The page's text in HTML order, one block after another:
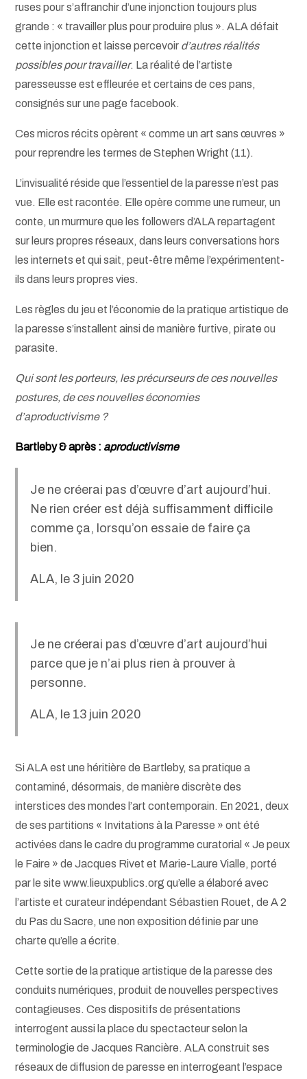
ruses pour s’affranchir d’une injonction toujours plus
grande : « travailler plus pour produire plus ». ALA défait
cette injonction et laisse percevoir d’autres réalités
possibles pour travailler. La réalité de l’artiste
paresseusse est effleurée et certains de ces pans,
consignés sur une page facebook.
Ces micros récits opèrent « comme un art sans œuvres »
pour reprendre les termes de Stephen Wright (11).
L’invisualité réside que l’essentiel de la paresse n’est pas
vue. Elle est racontée. Elle opère comme une rumeur, un
conte, un murmure que les followers d’ALA repartagent
sur leurs propres réseaux, dans leurs conversations hors
les internets et qui sait, peut-être même l’expérimentent-
ils dans leurs propres vies.
Les règles du jeu et l’économie de la pratique artistique de
la paresse s’installent ainsi de manière furtive, pirate ou
parasite.
Qui sont les porteurs, les précurseurs de ces nouvelles
postures, de ces nouvelles économies
d’aproductivisme ?
Bartleby & après : aproductivisme
Je ne créerai pas d’œuvre d’art aujourd’hui.
Ne rien créer est déjà suffisamment difficile
comme ça, lorsqu’on essaie de faire ça
bien.
ALA, le 3 juin 2020
Je ne créerai pas d’œuvre d’art aujourd’hui
parce que je n’ai plus rien à prouver à
personne.
ALA, le 13 juin 2020
Si ALA est une héritière de Bartleby, sa pratique a
contaminé, désormais, de manière discrète des
interstices des mondes l’art contemporain. En 2021, deux
de ses partitions « Invitations à la Paresse » ont été
activées dans le cadre du programme curatorial « Je peux
le Faire » de Jacques Rivet et Marie-Laure Vialle, porté
par le site www.lieuxpublics.org qu’elle a élaboré avec
l’artiste et curateur indépendant Sébastien Rouet, de A 2
du Pas du Sacre, une non exposition définie par une
charte qu’elle a écrite.
Cette sortie de la pratique artistique de la paresse des
conduits numériques, produit de nouvelles perspectives
contagieuses. Ces dispositifs de présentations
interrogent aussi la place du spectacteur selon la
terminologie de Jacques Rancière. ALA construit ses
réseaux de diffusion de paresse en interrogeant l’espace